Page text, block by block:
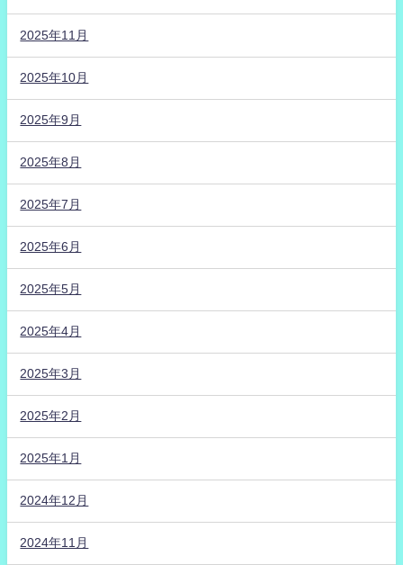
2025年11月
2025年10月
2025年9月
2025年8月
2025年7月
2025年6月
2025年5月
2025年4月
2025年3月
2025年2月
2025年1月
2024年12月
2024年11月